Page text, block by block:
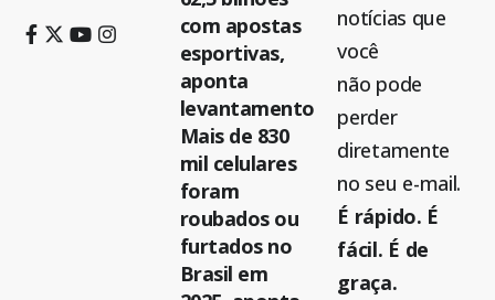
com apostas
esportivas,
aponta
levantamento
Mais de 830
mil celulares
foram
roubados ou
furtados no
Brasil em
notícias que
você
não pode
perder
diretamente
no seu e-mail.
É rápido. É
fácil. É de
graça.